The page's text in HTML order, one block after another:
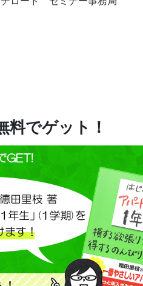
料でゲット！